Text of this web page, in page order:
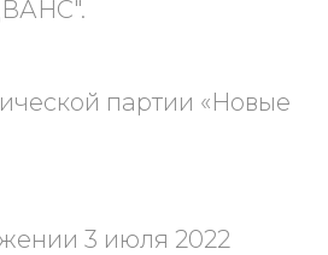
партии «Новые
3 июля 2022